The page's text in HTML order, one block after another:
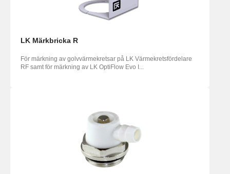
LK Märkbricka R
För märkning av golvvärmekretsar på LK Värmekretsfördelare
RF samt för märkning av LK OptiFlow Evo I...